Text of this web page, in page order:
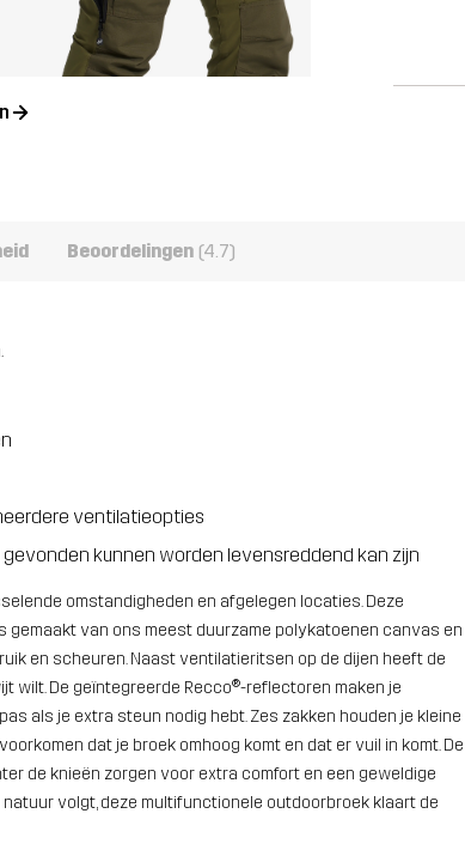
Beoordelingen (4.7)
ventilatieopties
kunnen worden levensreddend kan zijn
omstandigheden en afgelegen locaties. Deze
gemaakt van ons meest duurzame polykatoenen canvas en
en scheuren. Naast ventilatieritsen op de dijen heeft de
wilt. De geïntegreerde Recco®-reflectoren maken je
als je extra steun nodig hebt. Zes zakken houden je kleine
dat je broek omhoog komt en dat er vuil in komt. De
de knieën zorgen voor extra comfort en een geweldige
volgt, deze multifunctionele outdoorbroek klaart de